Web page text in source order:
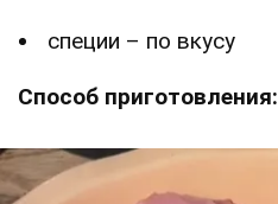
специи – по вкусу
Способ приготовления: